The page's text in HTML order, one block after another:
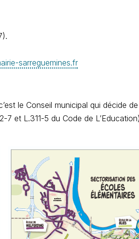
sarreguemines.fr
le Conseil municipal qui décide
et L.311-5 du Code de